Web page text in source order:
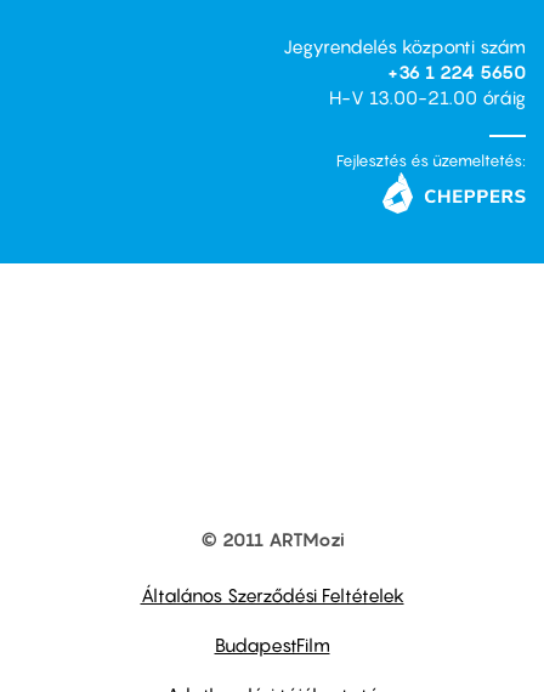
Jegyrendelés központi szám
+36 1 224 5650
H-V 13.00-21.00 óráig
Fejlesztés és üzemeltetés:
© 2011 ARTMozi
Általános Szerződési Feltételek
BudapestFilm